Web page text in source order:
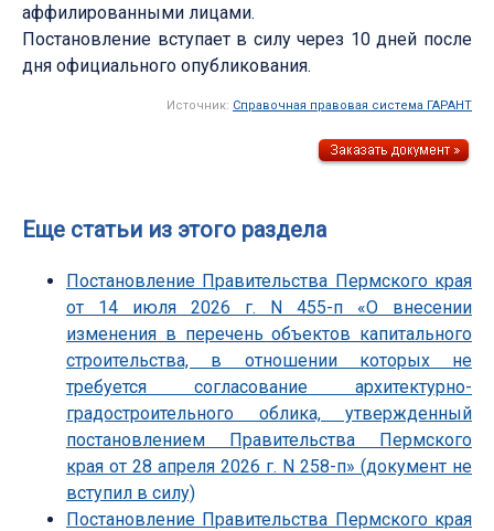
аффилированными лицами.
Постановление вступает в силу через 10 дней после
дня официального опубликования.
Источник: Справочная правовая система ГАРАНТ
Еще статьи из этого раздела
Постановление Правительства Пермского края
от 14 июля 2026 г. N 455-п «О внесении
изменения в перечень объектов капитального
строительства, в отношении которых не
требуется согласование архитектурно-
градостроительного облика, утвержденный
постановлением Правительства Пермского
края от 28 апреля 2026 г. N 258-п» (документ не
вступил в силу)
Постановление Правительства Пермского края